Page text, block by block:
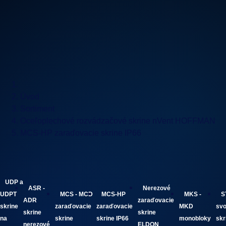
UDP a
UDPT
skrine
na
ASR -
ADR
skrine
nerezové
MCS - MCD
zaraďovacie
skrine
MCS-HP
zaraďovacie
skrine IP66
Nerezové
zaraďovacie
skrine
ELDON
MKS -
MKD
monobloky